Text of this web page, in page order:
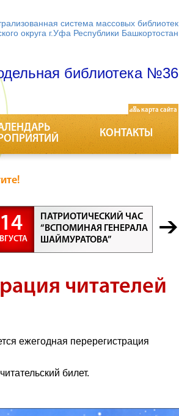
система массовых библиотек
округа г.Уфа Республики Башкортостан
библиотека №36
КОНТАКТЫ
карта сайта
14
ПАТРИОТИЧЕСКИЙ ЧАС
“ВСПОМИНАЯ ГЕНЕРАЛА
ШАЙМУРАТОВА”
читателей
ежегодная перерегистрация
билет.